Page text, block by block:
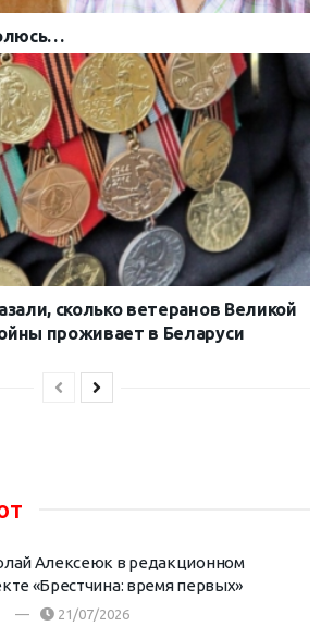
сколько ветеранов Великой
проживает в Беларуси
Алексеюк в редакционном
«Брестчина: время первых»
21/07/2026